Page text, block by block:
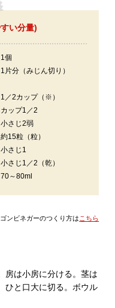
い分量)
1個
1片分（みじん切り）
1／2カップ（※）
カップ1／2
小さじ2弱
約15粒（粒）
小さじ1
小さじ1／2（乾）
70～80ml
ンビネガーのつくり方は こちら
房は小房に分ける。茎は
ひと口大に切る。ボウル